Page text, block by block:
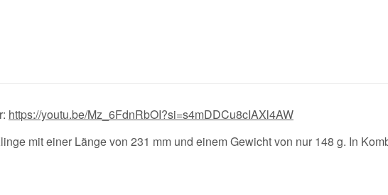
https://youtu.be/Mz_6FdnRbOI?si=s4mDDCu8cIAXl4AW
mit einer Länge von 231 mm und einem Gewicht von nur 148 g. In